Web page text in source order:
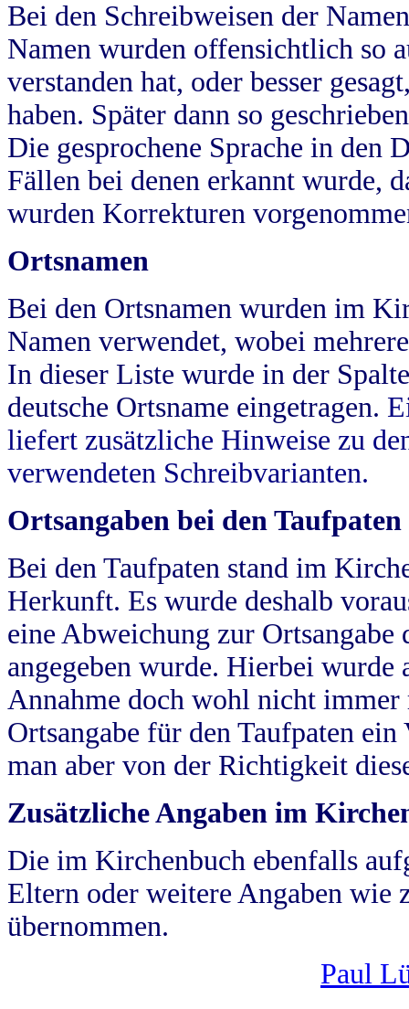
Bei den Schreibweisen der
Namen wurden offensichtlich so
verstanden hat, oder besser
haben. Später dann so
Die gesprochene Sprache in
Fällen bei denen erkannt wurde,
wurden Korrekturen
Ortsnamen
Bei den Ortsnamen wurden im
Namen verwendet, wobei
In dieser Liste wurde in der
deutsche Ortsname eingetragen.
liefert zusätzliche Hinweise zu
verwendeten Schreibvarianten.
Ortsangaben bei den Taufpaten
Bei den Taufpaten stand im
Herkunft. Es wurde deshalb
eine Abweichung zur
angegeben wurde. Hierbei wurde
Annahme doch wohl nicht
Ortsangabe für den Taufpaten
man aber von der Richtigkeit
Zusätzliche Angaben im
Die im Kirchenbuch ebenfalls
Eltern oder weitere Angaben wie
übernommen.
Paul